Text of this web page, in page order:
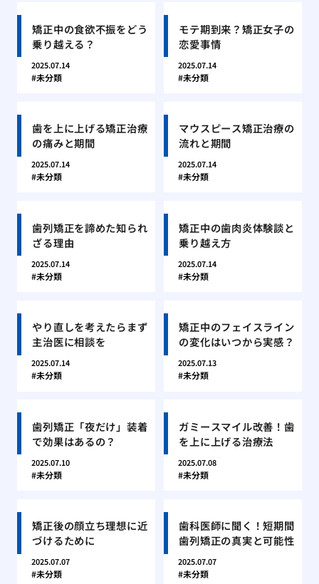
矯正中の食欲不振をどう
乗り越える？
2025.07.14
未分類
モテ期到来？矯正女子の
恋愛事情
2025.07.14
未分類
歯を上に上げる矯正治療
の痛みと期間
2025.07.14
未分類
マウスピース矯正治療の
流れと期間
2025.07.14
未分類
歯列矯正を諦めた知られ
ざる理由
2025.07.14
未分類
矯正中の歯肉炎体験談と
乗り越え方
2025.07.14
未分類
やり直しを考えたらまず
主治医に相談を
2025.07.14
未分類
矯正中のフェイスライン
の変化はいつから実感？
2025.07.13
未分類
歯列矯正「夜だけ」装着
で効果はあるの？
2025.07.10
未分類
ガミースマイル改善！歯
を上に上げる治療法
2025.07.08
未分類
矯正後の顔立ち理想に近
づけるために
2025.07.07
未分類
歯科医師に聞く！短期間
歯列矯正の真実と可能性
2025.07.07
未分類